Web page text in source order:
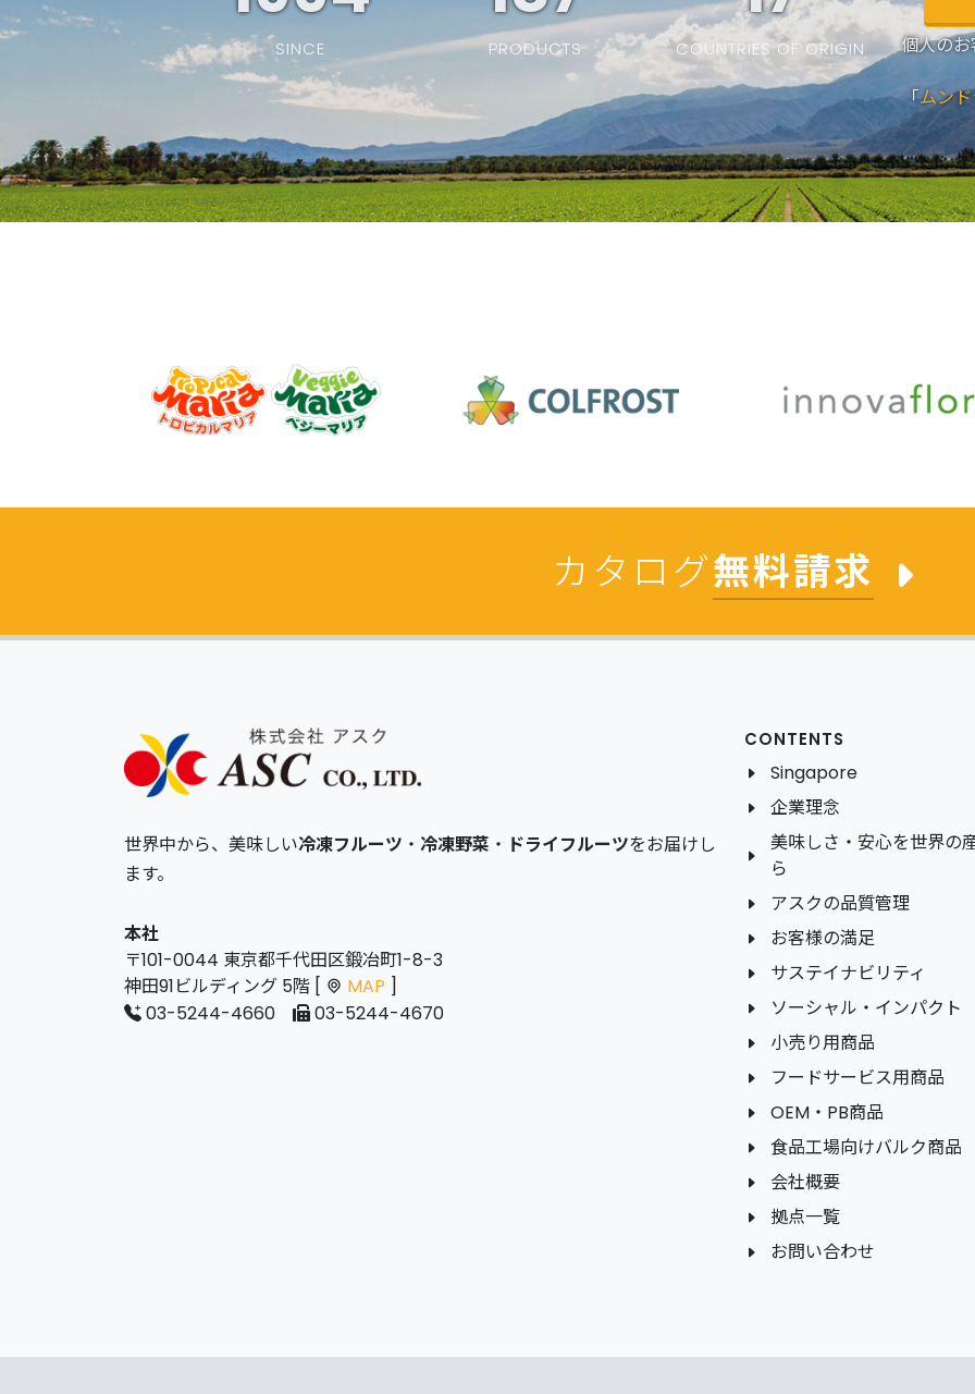
SINCE PRODUCTS COUNTRIES OF ORIGIN 個人の
「ムン
カタログ無料請求
世界中から、美味しい冷凍フルーツ ・ 冷凍野菜 ・ ドライフルーツをお届けし
ます。
本社
〒101-0044 東京都千代田区鍛冶町1-8-3
神田91ビルディング 5階 [
MAP ]
03-5244-4660
03-5244-4670
CONTENTS
Singapore
企業理念
美味しさ・安心を世界の
ら
アスクの品質管理
お客様の満足
サステイナビリティ
ソーシャル・インパクト
小売り用商品
フードサービス用商品
OEM・PB商品
食品工場向けバルク商品
会社概要
拠点一覧
お問い合わせ